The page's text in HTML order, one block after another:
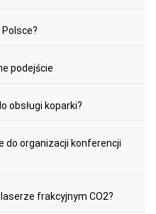
podejście
obsługi koparki?
do organizacji konferencji
frakcyjnym CO2?